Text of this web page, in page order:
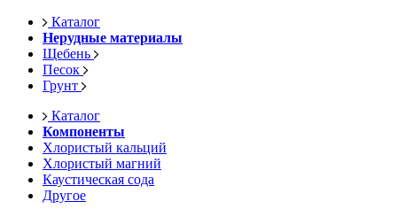
Каталог
Нерудные материалы
Щебень
Песок
Грунт
Каталог
Компоненты
Хлористый кальций
Хлористый магний
Каустическая сода
Другое